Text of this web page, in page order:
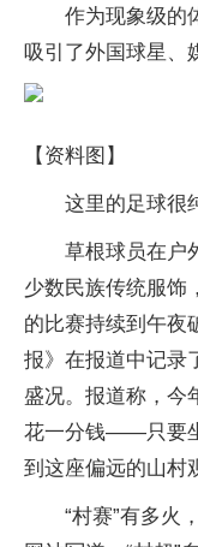
作为现象级的
吸引了外国球星、
【资料图】
这里的足球很
草根球员在户
少数民族传统服饰
的比赛持续到午
报》在报道中记录
盛况。报道称，今
花一分钱——只要
到这座偏远的山村
“村赛”有多火